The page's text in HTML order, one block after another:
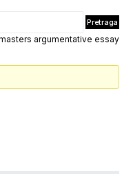
argumentative essay